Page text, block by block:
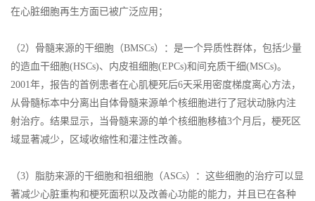
在心脏细胞再生方面已被广泛应用；
（2）骨髓来源的干细胞（BMSCs）：是一个异质性群体，包括少量
的造血干细胞(HSCs)、内皮祖细胞(EPCs)和间充质干细(MSCs)。
2001年，报告的首例患者在心肌梗死后6天采用密度梯度离心方法，
从骨髓标本中分离出自体骨髓来源单个核细胞进行了冠状动脉内注
射治疗。结果显示，当骨髓来源的单个核细胞移植3个月后，梗死区
域显著减少，区域收缩性和灌注性改善。
（3）脂肪来源的干细胞和祖细胞（ASCs）：这些细胞的治疗可以显
著减少心脏重构和梗死面积以及改善心功能的能力，并且已在各种